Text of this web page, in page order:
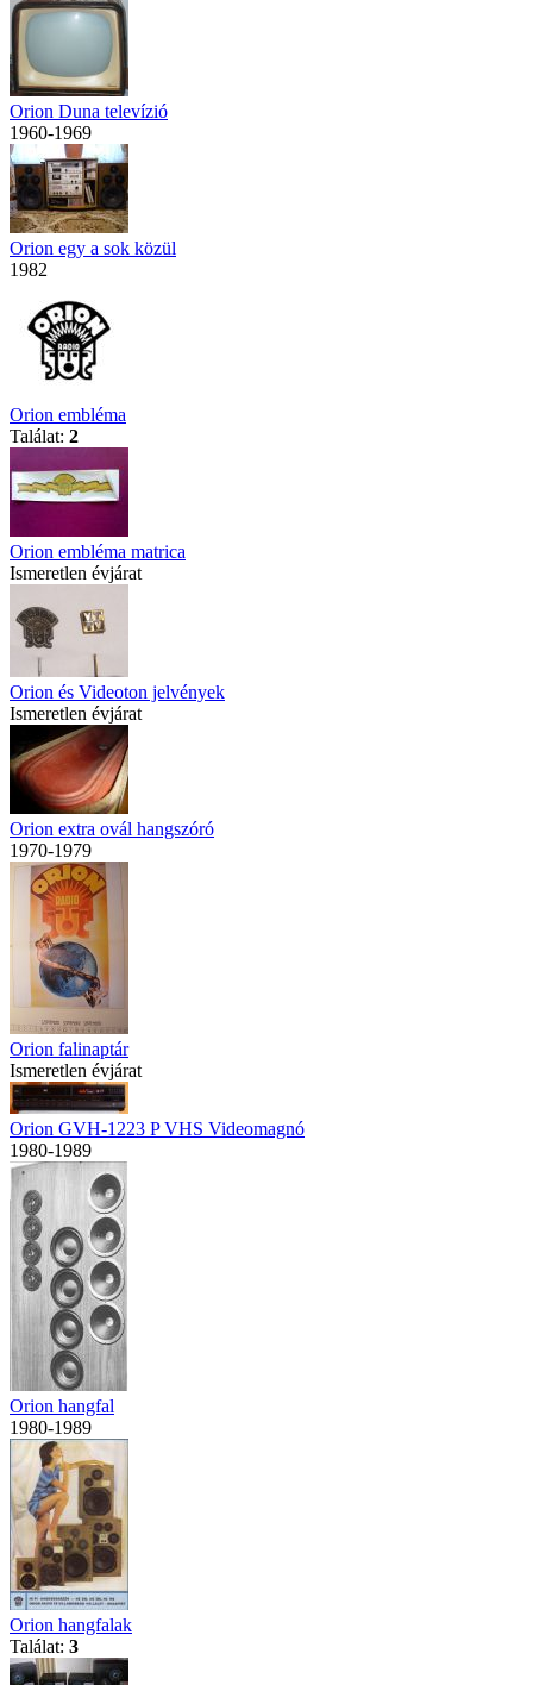
Orion Duna televízió
1960-1969
Orion egy a sok közül
1982
Orion embléma
Találat: 2
Orion embléma matrica
Ismeretlen évjárat
Orion és Videoton jelvények
Ismeretlen évjárat
Orion extra ovál hangszóró
1970-1979
Orion falinaptár
Ismeretlen évjárat
Orion GVH-1223 P VHS Videomagnó
1980-1989
Orion hangfal
1980-1989
Orion hangfalak
Találat: 3